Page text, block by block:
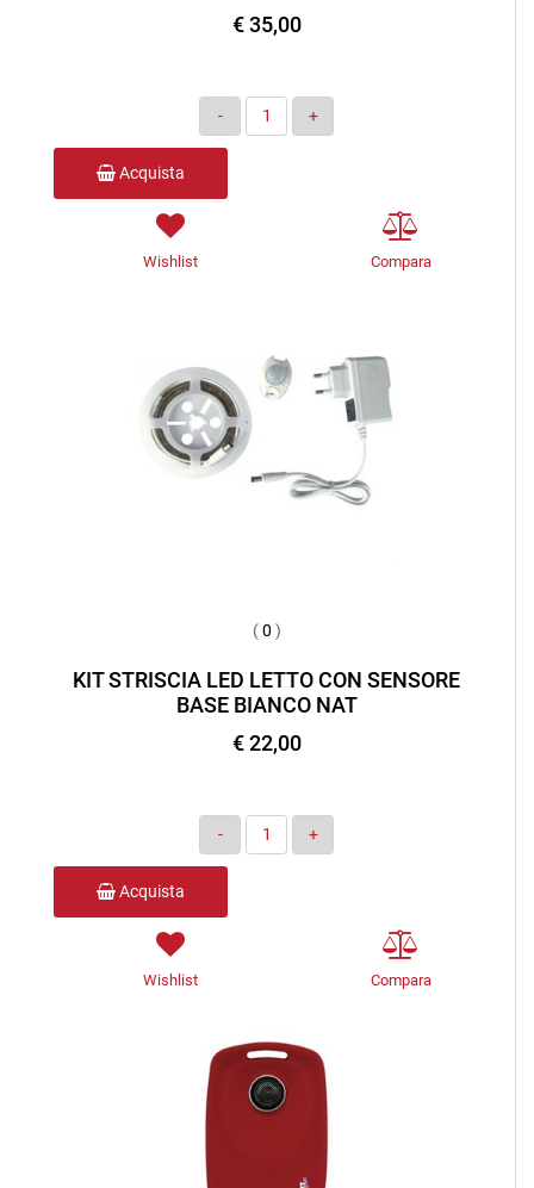
€ 35,00
Quantità
Acquista
Wishlist Compara
(0 )
KIT STRISCIA LED LETTO CON SENSORE
BASE BIANCO NAT
€ 22,00
Quantità
Acquista
Wishlist Compara